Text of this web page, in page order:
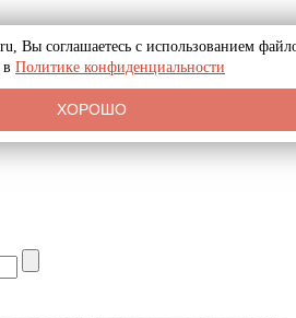
Вы соглашаетесь с использованием
Политике конфиденциальности
ХОРОШО